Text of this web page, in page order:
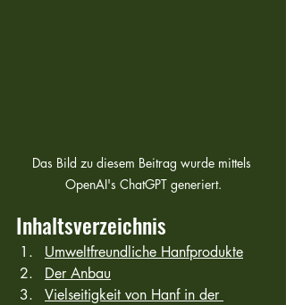
Das Bild zu diesem Beitrag wurde mittels
OpenAI's ChatGPT generiert.
Inhaltsverzeichnis
Umweltfreundliche Hanfprodukte
Der Anbau
Vielseitigkeit von Hanf in der